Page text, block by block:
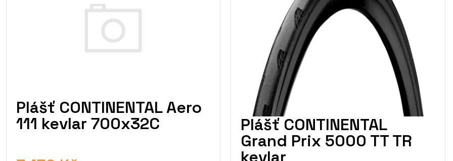
Plášť CONTINENTAL Aero
111 kevlar 700x32C
Plášť CONTINENTAL
Grand Prix 5000 TT TR
kevlar